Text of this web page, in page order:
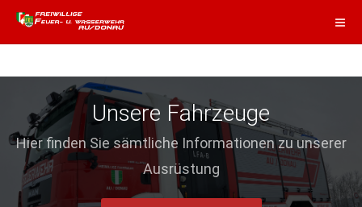
Unsere Fahrzeuge
Hier finden Sie sämtliche Informationen zu unserer
Ausrüstung